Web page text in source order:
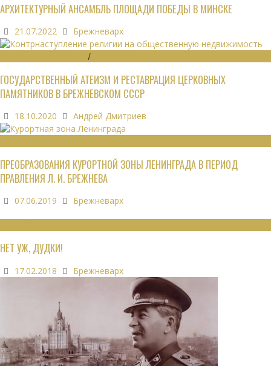
АРХИТЕКТУРНЫЙ АНСАМБЛЬ ПЛОЩАДИ ПОБЕДЫ В МИНСКЕ
21.07.2022 Брежневарх
/
ГОСУДАРСТВЕННЫЙ АТЕИЗМ И РЕСТАВРАЦИЯ ЦЕРКОВНЫХ
ПАМЯТНИКОВ В БРЕЖНЕВСКОМ СССР
18.10.2020 Андрей Дмитриев
ПРЕОБРАЗОВАНИЯ КУРОРТНОЙ ЗОНЫ ЛЕНИНГРАДА В ПЕРИОД
ПРАВЛЕНИЯ Л. И. БРЕЖНЕВА
07.06.2019 Брежневарх
НЕТ УЖ, ДУДКИ!
17.02.2018 Брежневарх